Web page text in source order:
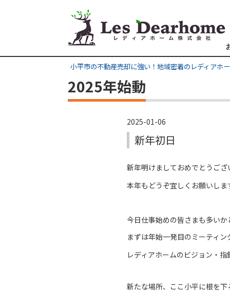
小平市の不動産売却に強い！地域密着のレディアホ
2025年始動
2025-01-06
新年初日
新年明けましておめでとうござ
本年もどうぞ宜しくお願いしま
今日仕事始めの皆さまも多い
まずは年始一発目のミーティ
レディアホームのビジョン・
新たな場所、ここ小平に根を